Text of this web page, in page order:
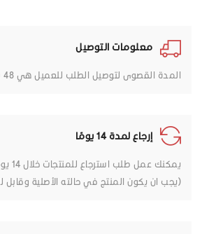
معلومات التوصيل
المدة القصوى لتوصيل الطلب للعميل هي 48 ساعه من تاريخ الطلب .
إرجاع لمدة 14 يومًا
(يجب ان يكون المنتج في حالته الأصلية وقابل